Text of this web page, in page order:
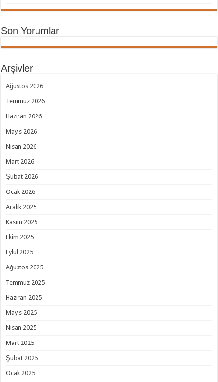
Son Yorumlar
Arşivler
Ağustos 2026
Temmuz 2026
Haziran 2026
Mayıs 2026
Nisan 2026
Mart 2026
Şubat 2026
Ocak 2026
Aralık 2025
Kasım 2025
Ekim 2025
Eylül 2025
Ağustos 2025
Temmuz 2025
Haziran 2025
Mayıs 2025
Nisan 2025
Mart 2025
Şubat 2025
Ocak 2025